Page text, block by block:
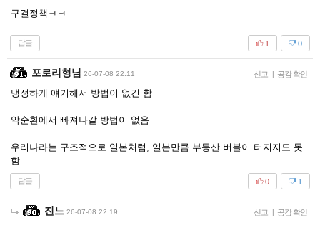
구걸정책ㅋㅋ
답글 0
1
포로리형님 26-07-08 22:11 신고 | 공감 확인
냉정하게 얘기해서 방법이 없긴 함
악순환에서 빠져나갈 방법이 없음
우리나라는 구조적으로 일본처럼, 일본만큼 부동산 버블이 터지지도 못
함
답글 1
0
진느 26-07-08 22:19 신고 | 공감 확인